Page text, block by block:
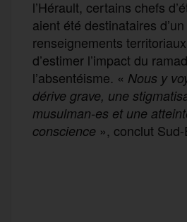
l’Hérault, certains chefs
aient été destinataires
renseignements
d’estimer l’impact du
l’absentéisme. « Nous y
dérive grave, une
musulman-es et une
conscience », conclut